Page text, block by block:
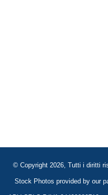
© Copyright 2026, Tutti i diritti
Stock Photos provided by our